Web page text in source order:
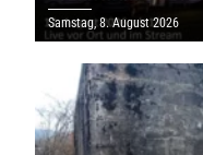
IHRE TORE
Samstag, 8. August 2026